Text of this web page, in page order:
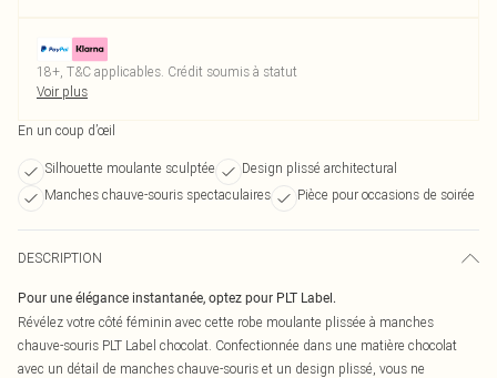
18+, T&C applicables. Crédit soumis à statut
Voir plus
En un coup d’œil
Silhouette moulante sculptée
Design plissé architectural
Manches chauve-souris spectaculaires
Pièce pour occasions de soirée
DESCRIPTION
Pour une élégance instantanée, optez pour PLT Label.
Révélez votre côté féminin avec cette robe moulante plissée à manches
chauve-souris PLT Label chocolat. Confectionnée dans une matière chocolat
avec un détail de manches chauve-souris et un design plissé, vous ne